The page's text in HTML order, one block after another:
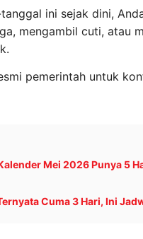
ini sejak dini,
mengambil cuti, atau
pemerintah untuk
Mei 2026 Punya 5
Cuma 3 Hari, Ini